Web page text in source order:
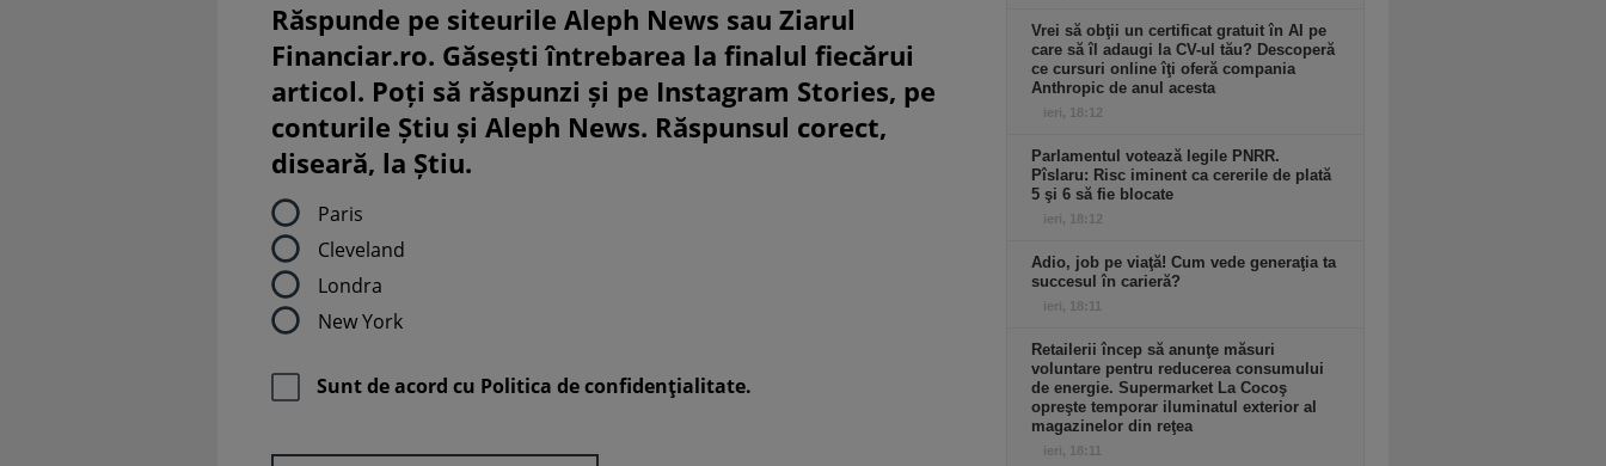
Răspunde pe siteurile Aleph News sau Ziarul
Financiar.ro. Găsești întrebarea la finalul fiecărui
articol. Poți să răspunzi și pe Instagram Stories, pe
conturile Știu și Aleph News. Răspunsul corect,
diseară, la Știu.
Paris
Cleveland
Londra
New York
Sunt de acord cu Politica de confidenţialitate.
Vrei să obţii un certificat gratuit în AI pe
care să îl adaugi la CV-ul tău? Descoperă
ce cursuri online îţi oferă compania
Anthropic de anul acesta
ieri, 18:12
Parlamentul votează legile PNRR.
Pîslaru: Risc iminent ca cererile de plată
5 şi 6 să fie blocate
ieri, 18:12
Adio, job pe viaţă! Cum vede generaţia ta
succesul în carieră?
ieri, 18:11
Retailerii încep să anunţe măsuri
voluntare pentru reducerea consumului
de energie. Supermarket La Cocoş
opreşte temporar iluminatul exterior al
magazinelor din reţea
ieri, 18:11